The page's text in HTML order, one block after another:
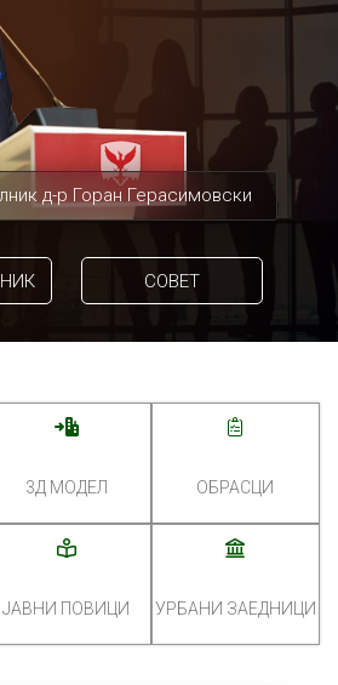
д-р Горан Герасимовски
СОВЕТ
3Д МОДЕЛ ОБРАСЦИ
ЈАВНИ ПОВИЦИ УРБАНИ ЗАЕДНИЦИ